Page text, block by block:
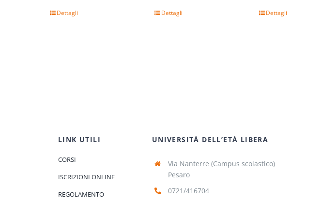
Dettagli Dettagli Dettagli
LINK UTILI
CORSI
ISCRIZIONI ONLINE
REGOLAMENTO
UNIVERSITÀ DELL’ETÀ LIBERA
Via Nanterre (Campus scolastico)
Pesaro
0721/416704